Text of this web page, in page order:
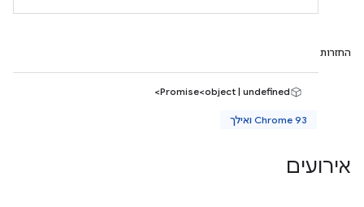
החזרות
Promise<object | undefined>
Chrome 93 ואילך
אירועים